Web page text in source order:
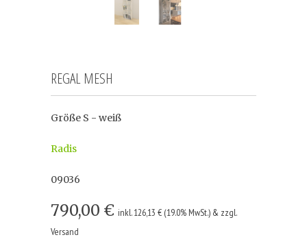
REGAL MESH
Größe S - weiß
Radis
09036
790,00 € inkl. 126,13 € (19.0% MwSt.) & zzgl.
Versand